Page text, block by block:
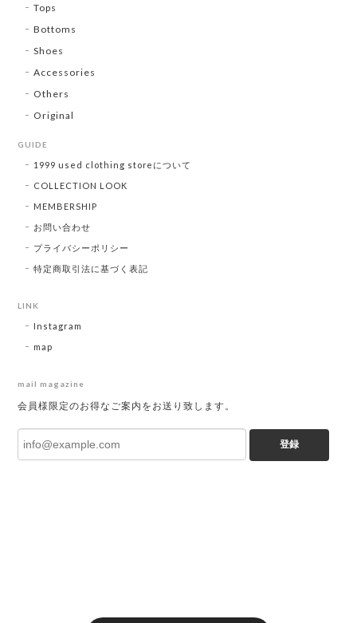
Tops
Bottoms
Shoes
Accessories
Others
Original
GUIDE
1999 used clothing storeについて
COLLECTION LOOK
MEMBERSHIP
お問い合わせ
プライバシーポリシー
特定商取引法に基づく表記
LINK
Instagram
map
mail magazine
会員様限定のお得なご案内をお送り致します。
登録